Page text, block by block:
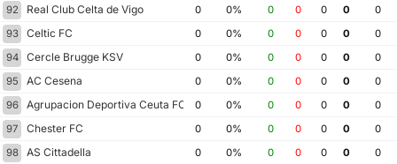
92
Real Club Celta de Vigo 0 0% 0 0 0 0
0
93
Celtic FC 0 0% 0 0 0 0
0
94
Cercle Brugge KSV 0 0% 0 0 0 0
0
95
AC Cesena 0 0% 0 0 0 0
0
96
Agrupacion Deportiva Ceuta FC 0 0% 0 0 0 0
0
97
Chester FC 0 0% 0 0 0 0
0
98
AS Cittadella 0 0% 0 0 0 0
0